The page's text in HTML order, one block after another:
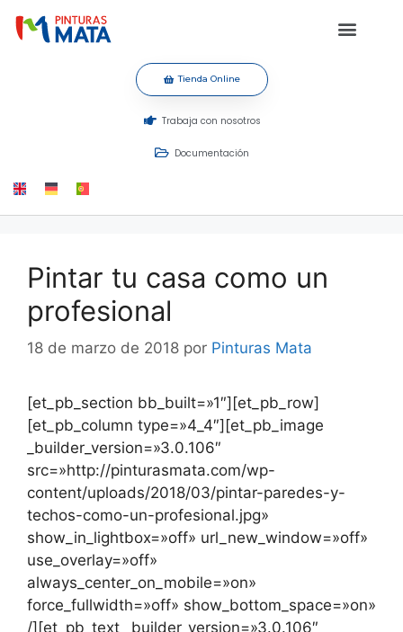
Tienda Online
Trabaja con nosotros
Documentación
Pintar tu casa como un
profesional
18 de marzo de 2018 por Pinturas Mata
[et_pb_section bb_built=»1″][et_pb_row]
[et_pb_column type=»4_4″][et_pb_image
_builder_version=»3.0.106″
src=»http://pinturasmata.com/wp-
content/uploads/2018/03/pintar-paredes-y-
techos-como-un-profesional.jpg»
show_in_lightbox=»off» url_new_window=»off»
use_overlay=»off»
always_center_on_mobile=»on»
force_fullwidth=»off» show_bottom_space=»on»
/][et_pb_text _builder_version=»3.0.106″